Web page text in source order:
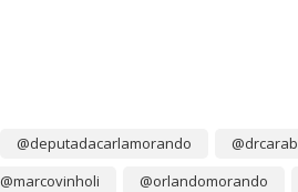
@deputadacarlamorando
@marcovinholi @orlandomorando